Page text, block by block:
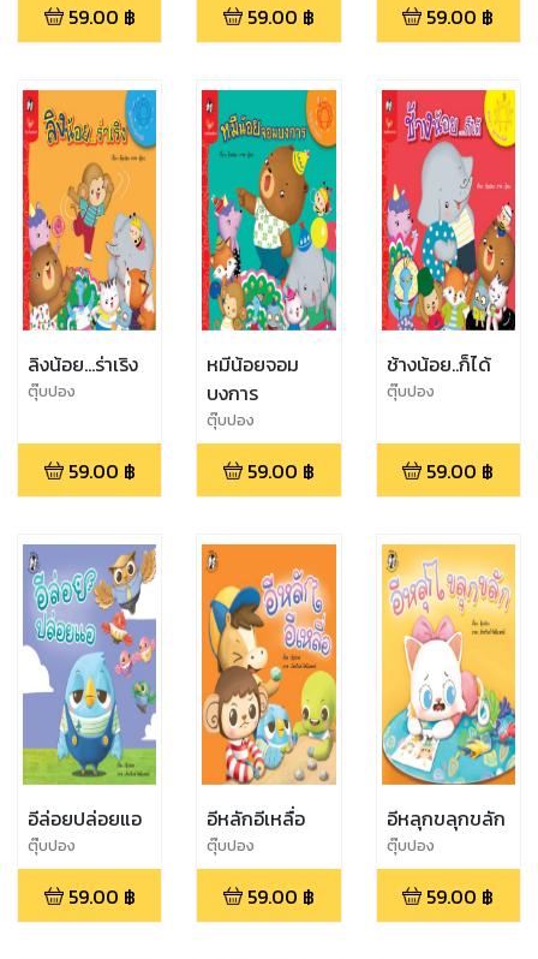
59.00 ฿ 59.00 ฿ 59.00 ฿
ลิงน้อย...ร่าเริง
ตุ๊บปอง
59.00 ฿
หมีน้อยจอม
บงการ
ตุ๊บปอง
59.00 ฿
ช้างน้อย..ก็ได้
ตุ๊บปอง
59.00 ฿
อีล่อยปล่อยแอ
ตุ๊บปอง
59.00 ฿
อีหลักอีเหลื่อ
ตุ๊บปอง
59.00 ฿
อีหลุกขลุกขลัก
ตุ๊บปอง
59.00 ฿